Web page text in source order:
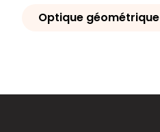
Optique géométrique